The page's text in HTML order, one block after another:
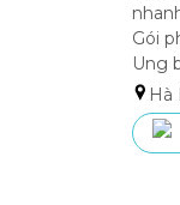
Gói
Ung
Hà